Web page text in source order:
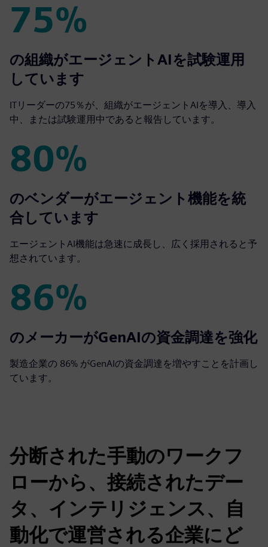
75%
75%
の組織がエージェントAIを試験運用
しています
ITリーダーの75％が、組織がエージェントAIを導入、導入
中、または試験運用中であると報告しています。
80%
80%
のベンダーがエージェント機能を統
合しています
エージェントAI機能は急速に成長し、広く採用されると予
想されています。
86%
86%
のメーカーがGenAIの資金調達を強化
製造企業の 86% がGenAIの資金調達を増やすことを計画し
ています。
分断された手動のワークフ
ローから、接続されたデー
タ、インテリジェンス、自
動化で運営される企業にど